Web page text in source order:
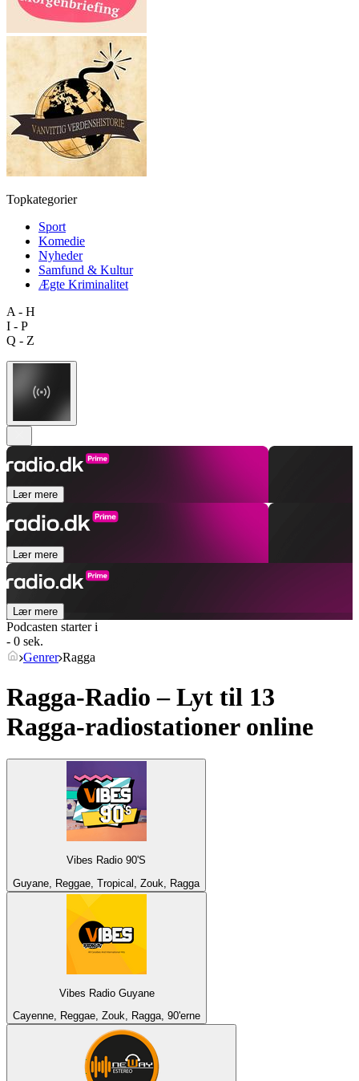
Topkategorier
Sport
Komedie
Nyheder
Samfund & Kultur
Ægte Kriminalitet
A - H
I - P
Q - Z
Lær mere
Lær mere
Lær mere
Podcasten starter i
- 0 sek.
Genrer Ragga
Ragga-Radio – Lyt til 13
Ragga-radiostationer online
Vibes Radio 90'S
Guyane, Reggae, Tropical, Zouk, Ragga
Vibes Radio Guyane
Cayenne, Reggae, Zouk, Ragga, 90'erne